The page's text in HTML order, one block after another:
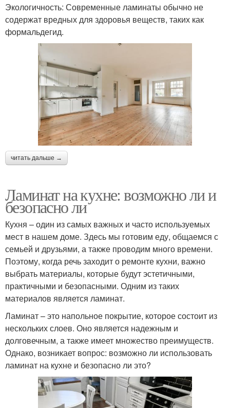
Экологичность: Современные ламинаты обычно не
содержат вредных для здоровья веществ, таких как
формальдегид.
читать дальше →
Ламинат на кухне: возможно ли и
безопасно ли
Кухня – один из самых важных и часто используемых
мест в нашем доме. Здесь мы готовим еду, общаемся с
семьей и друзьями, а также проводим много времени.
Поэтому, когда речь заходит о ремонте кухни, важно
выбрать материалы, которые будут эстетичными,
практичными и безопасными. Одним из таких
материалов является ламинат.
Ламинат – это напольное покрытие, которое состоит из
нескольких слоев. Оно является надежным и
долговечным, а также имеет множество преимуществ.
Однако, возникает вопрос: возможно ли использовать
ламинат на кухне и безопасно ли это?